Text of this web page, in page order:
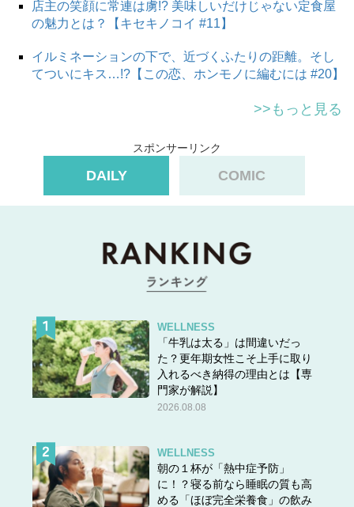
スポンサーリンク
店主の笑顔に常連は虜!? 美味しいだけじゃない定食屋
の魅力とは？【キセキノコイ #11】
イルミネーションの下で、近づくふたりの距離。そし
てついにキス…!?【この恋、ホンモノに編むには #20】
>>もっと見る
スポンサーリンク
DAILY COMIC
WELLNESS
「牛乳は太る」は間違いだっ
た？更年期女性こそ上手に取り
入れるべき納得の理由とは【専
門家が解説】
2026.08.08
WELLNESS
朝の１杯が「熱中症予防」
に！？寝る前なら睡眠の質も高
める「ほぼ完全栄養食」の飲み